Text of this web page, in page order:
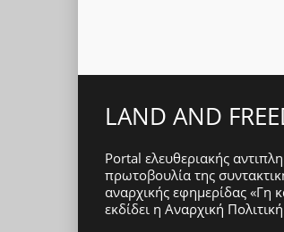
LAND AND
Portal ελευθεριακής
πρωτοβουλία της
αναρχικής εφημερίδας «Γη
εκδίδει η Αναρχική